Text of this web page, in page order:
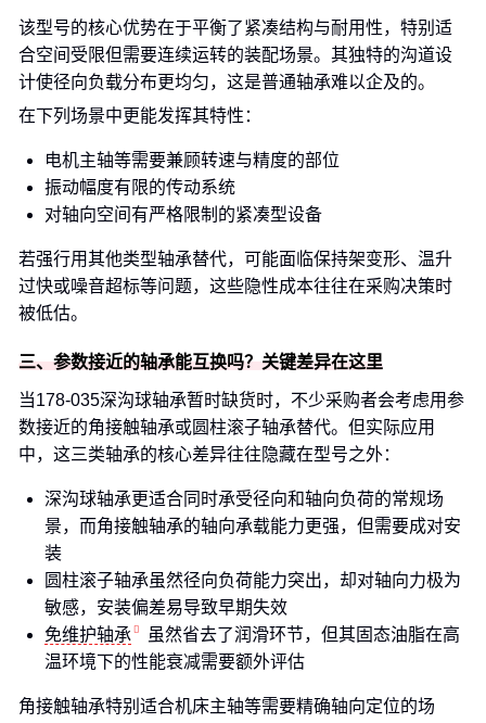
该型号的核心优势在于平衡了紧凑结构与耐用性，特别适
合空间受限但需要连续运转的装配场景。其独特的沟道设
计使径向负载分布更均匀，这是普通轴承难以企及的。
在下列场景中更能发挥其特性：
电机主轴等需要兼顾转速与精度的部位
振动幅度有限的传动系统
对轴向空间有严格限制的紧凑型设备
若强行用其他类型轴承替代，可能面临保持架变形、温升
过快或噪音超标等问题，这些隐性成本往往在采购决策时
被低估。
三、参数接近的轴承能互换吗？关键差异在这里
当178-035深沟球轴承暂时缺货时，不少采购者会考虑用参
数接近的角接触轴承或圆柱滚子轴承替代。但实际应用
中，这三类轴承的核心差异往往隐藏在型号之外：
深沟球轴承更适合同时承受径向和轴向负荷的常规场
景，而角接触轴承的轴向承载能力更强，但需要成对安
装
圆柱滚子轴承虽然径向负荷能力突出，却对轴向力极为
敏感，安装偏差易导致早期失效
免维护轴承
虽然省去了润滑环节，但其固态油脂在高
温环境下的性能衰减需要额外评估
角接触轴承特别适合机床主轴等需要精确轴向定位的场